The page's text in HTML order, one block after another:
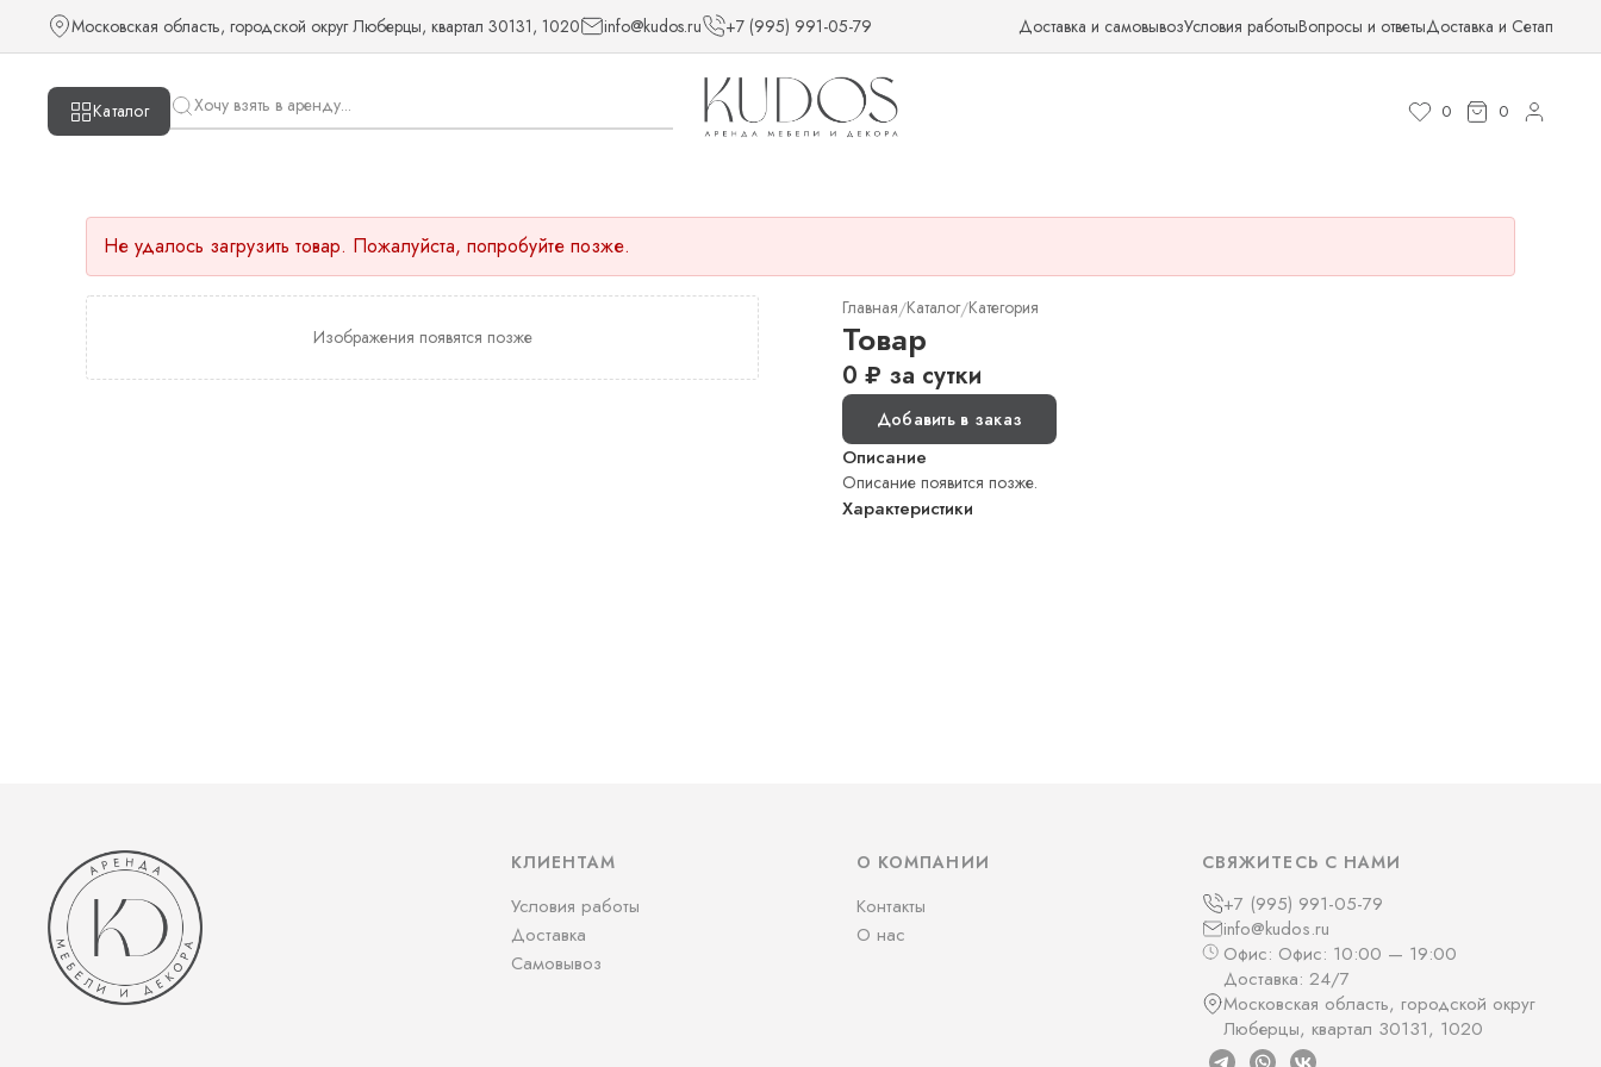
Московская область, городской округ Люберцы, квартал 30131, 1020 info@kudos.ru +7 (995) 991-05-79 Доставка и самовывозУсловия работыВопросы и ответыДоставка и Сетап
Каталог 0 0
Не удалось загрузить товар. Пожалуйста, попробуйте позже.
Изображения появятся позже
Главная/Каталог/Категория
Товар
0 ₽ за сутки
Добавить в заказ
Описание
Описание появится позже.
Характеристики
КЛИЕНТАМ
Условия работы
Доставка
Самовывоз
О КОМПАНИИ
Контакты
О нас
СВЯЖИТЕСЬ С НАМИ
+7 (995) 991-05-79
info@kudos.ru
Офис: Офис: 10:00 — 19:00
Доставка: 24/7
Московская область, городской округ
Люберцы, квартал 30131, 1020